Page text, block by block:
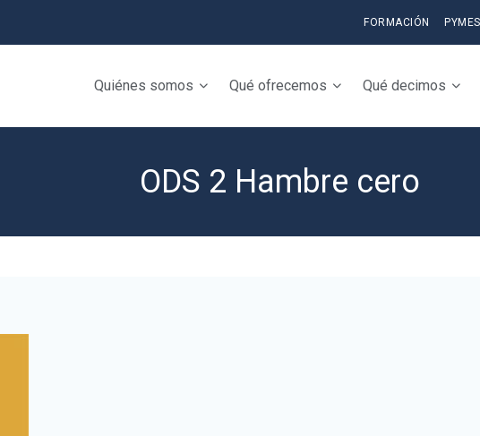
FORMACIÓN PYMES
Quiénes somos Qué ofrecemos Qué decimos
ODS 2 Hambre cero